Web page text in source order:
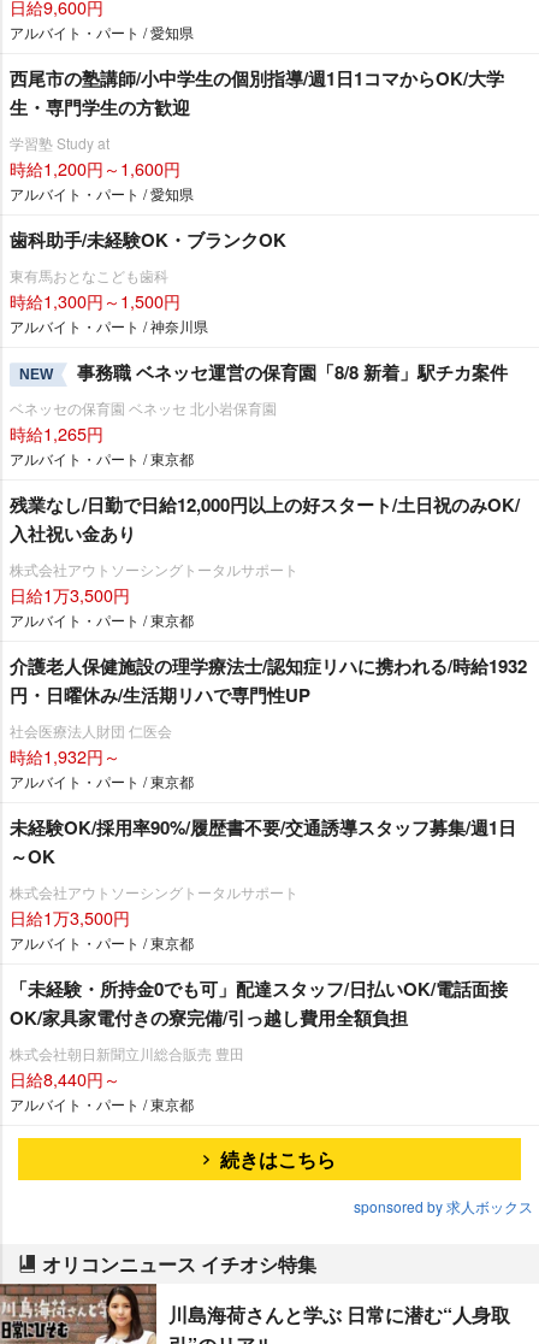
日給9,600円
アルバイト・パート / 愛知県
西尾市の塾講師/小中学生の個別指導/週1日1コマからOK/大学
生・専門学生の方歓迎
学習塾 Study at
時給1,200円～1,600円
アルバイト・パート / 愛知県
歯科助手/未経験OK・ブランクOK
東有馬おとなこども歯科
時給1,300円～1,500円
アルバイト・パート / 神奈川県
NEW 事務職 ベネッセ運営の保育園「8/8 新着」駅チカ案件
ベネッセの保育園 ベネッセ 北小岩保育園
時給1,265円
アルバイト・パート / 東京都
残業なし/日勤で日給12,000円以上の好スタート/土日祝のみOK/
入社祝い金あり
株式会社アウトソーシングトータルサポート
日給1万3,500円
アルバイト・パート / 東京都
介護老人保健施設の理学療法士/認知症リハに携われる/時給1932
円・日曜休み/生活期リハで専門性UP
社会医療法人財団 仁医会
時給1,932円～
アルバイト・パート / 東京都
未経験OK/採用率90%/履歴書不要/交通誘導スタッフ募集/週1日
～OK
株式会社アウトソーシングトータルサポート
日給1万3,500円
アルバイト・パート / 東京都
「未経験・所持金0でも可」配達スタッフ/日払いOK/電話面接
OK/家具家電付きの寮完備/引っ越し費用全額負担
株式会社朝日新聞立川総合販売 豊田
日給8,440円～
アルバイト・パート / 東京都
続きはこちら
sponsored by 求人ボックス
オリコンニュース イチオシ特集
川島海荷さんと学ぶ 日常に潜む“人身取